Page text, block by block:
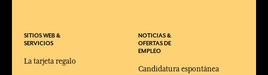
SITIOS WEB &
SERVICIOS
La tarjeta regalo
NOTICIAS &
OFERTAS DE
EMPLEO
Candidatura espontánea